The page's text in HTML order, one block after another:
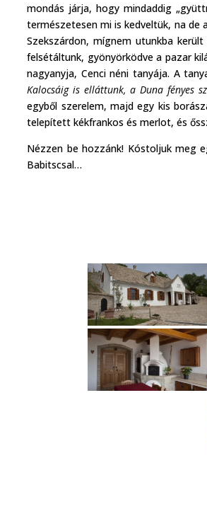
mondás járja, hogy mindaddig
természetesen mi is kedveltük, na de
Szekszárdon, mígnem utunkba
felsétáltunk, gyönyörködve a pazar
nagyanyja, Cenci néni tanyája. A
Kalocsáig is elláttunk, a Duna fényes
egyből szerelem, majd egy kis
telepített kékfrankos és merlot, és
Nézzen be hozzánk! Kóstoljuk meg
Babitscsal…